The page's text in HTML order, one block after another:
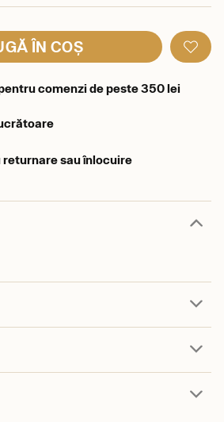
ÎN COȘ
comenzi de peste 350 lei
sau înlocuire